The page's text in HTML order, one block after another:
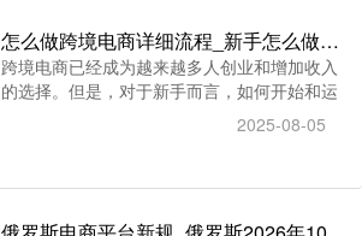
例，返现金额以平台虚拟货币“浆果币”形式发
放（1浆果币=1卢布）。
怎么做跨境电商详细流程_新手怎么做跨境电商业务
跨境电商已经成为越来越多人创业和增加收入
的选择。但是，对于新手而言，如何开始和运
营一个跨境电商业务可能会感到困惑。智赢君
将详细介绍怎么做跨境电商详细流程，并提供
2025-08-05